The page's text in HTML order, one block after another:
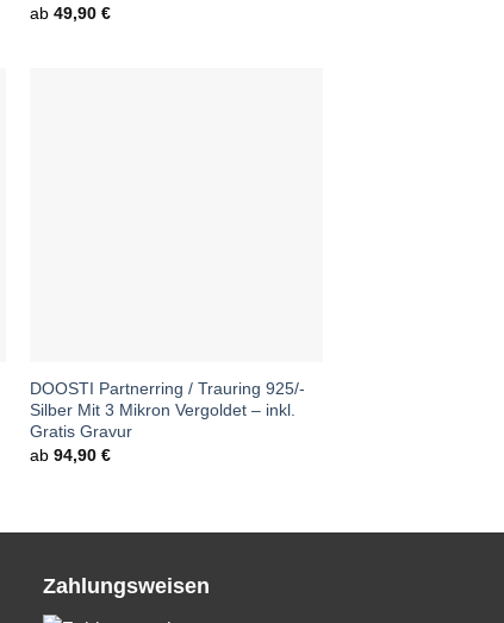
ab 49,90 €
DOOSTI Partnerring / Trauring 925/-
Silber Mit 3 Mikron Vergoldet – inkl.
Gratis Gravur
ab 94,90 €
Zahlungsweisen